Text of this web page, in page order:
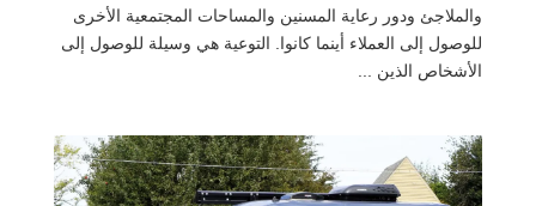
والملاجئ ودور رعاية المسنين والمساحات المجتمعية الأخرى
للوصول إلى العملاء أينما كانوا. التوعية هي وسيلة للوصول إلى
الأشخاص الذين ...